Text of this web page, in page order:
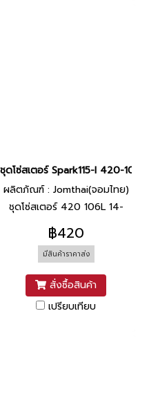
ะอาทิตย์
ชุดโซ่สเตอร์ Spark115-I 420-
ผลิตภัณฑ์ : Jomthai(จอมไทย)
ชุดโซ่สเตอร์ 420 106L 14-
40T สปาร์ค115ไอ / ฟิน
฿420
มีสินค้าราคาส่ง
สั่งซื้อสินค้า
เปรียบเทียบ